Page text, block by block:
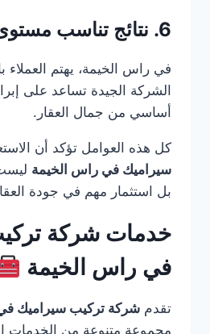
6. نتائج تناسب مستوى العقار
في راس الخيمة، يهتم العملاء
الشركة الجيدة تساعد على
أساسي من جمال العقار.
كل هذه العوامل تؤكد أن
سيراميك في راس الخيمة
بل استثمار مهم في جودة
خدمات شركة
في راس الخيمة
تقدم شركة تركيب سيراميك
مجموعة متنوعة من الخدمات